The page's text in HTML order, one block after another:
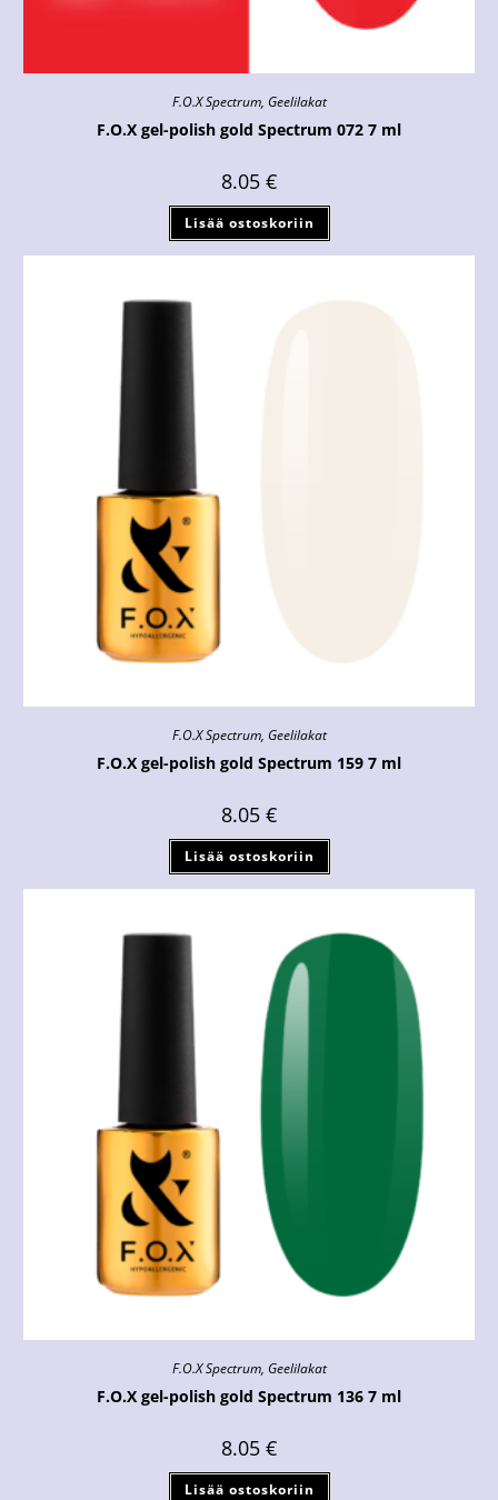
F.O.X Spectrum, Geelilakat
F.O.X gel-polish gold Spectrum 072 7 ml
8.05 €
Lisää ostoskoriin
F.O.X Spectrum, Geelilakat
F.O.X gel-polish gold Spectrum 159 7 ml
8.05 €
Lisää ostoskoriin
F.O.X Spectrum, Geelilakat
F.O.X gel-polish gold Spectrum 136 7 ml
8.05 €
Lisää ostoskoriin